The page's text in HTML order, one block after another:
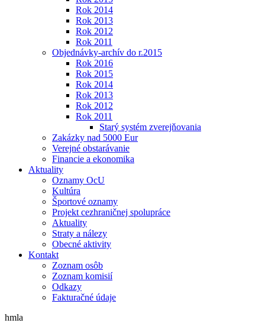
Rok 2014
Rok 2013
Rok 2012
Rok 2011
Objednávky-archív do r.2015
Rok 2016
Rok 2015
Rok 2014
Rok 2013
Rok 2012
Rok 2011
Starý systém zverejňovania
Zakázky nad 5000 Eur
Verejné obstarávanie
Financie a ekonomika
Aktuality
Oznamy OcU
Kultúra
Športové oznamy
Projekt cezhraničnej spolupráce
Aktuality
Straty a nálezy
Obecné aktivity
Kontakt
Zoznam osôb
Zoznam komisií
Odkazy
Fakturačné údaje
hmla